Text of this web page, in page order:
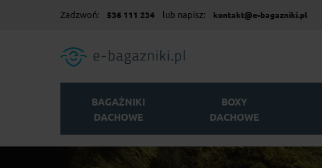
Zadzwoń: 536 111 234 lub napisz: kontakt@e-bagazniki.pl
BAGAŻNIKI
DACHOWE
BOXY
DACHOWE